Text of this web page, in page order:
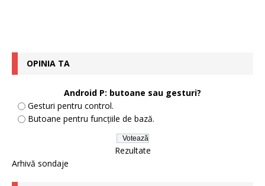
OPINIA TA
Android P: butoane sau gesturi?
Gesturi pentru control.
Butoane pentru funcțiile de bază.
Rezultate
Arhivă sondaje